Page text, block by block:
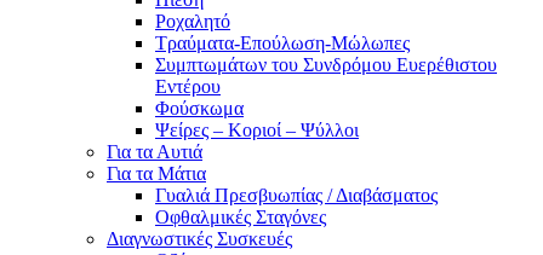
Ροχαλητό
Τραύματα-Επούλωση-Μώλωπες
Συμπτωμάτων του Συνδρόμου Ευερέθιστου
Εντέρου
Φούσκωμα
Ψείρες – Κοριοί – Ψύλλοι
Για τα Αυτιά
Για τα Μάτια
Γυαλιά Πρεσβυωπίας / Διαβάσματος
Οφθαλμικές Σταγόνες
Διαγνωστικές Συσκευές